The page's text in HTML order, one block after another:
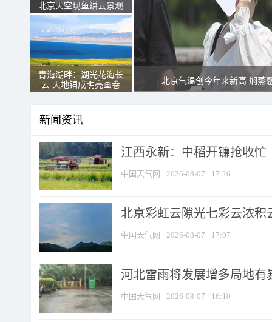
北京天空现鱼鳞云景观
青海湖畔：湖光花海长
云 天地铺成明亮画卷
北京气温创今年来新高 焖蒸
新闻资讯
江西永新：中稻开镰抢收忙
中国天气网 2026-08-07 17:26
北京彩虹云隙光七彩云浓积
中国天气网 2026-08-07 17:07
河北雷雨将发展增多局地有
中国天气网 2026-08-07 16:10